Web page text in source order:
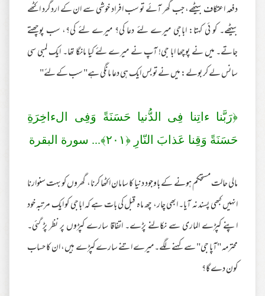
دفعہ اعتکاف بیٹھے، جب گھر آئے تو سب افراد خوشی سے ان کے اردگرد اکٹھے
بیٹھے۔ کو ئی کہتا: اباجی میرے لئے دعا کی؟ میرے لئے کی؟، سب پوچھتے
جاتے۔ میں نے پوچھا ابا جی! آپ نے میرے لئے کیا مانگا تھا۔ ایک لمبی سی
سانس لے کر بولے: میں نے تو بس ایک ہی دعا مانگی ہے" سب کے لئے"
﴿رَ‌بَّنا ءاتِنا فِى الدُّنيا حَسَنَةً وَفِى الءاخِرَ‌ةِ
حَسَنَةً وَقِنا عَذابَ النّارِ‌ ﴿٢٠١﴾... سورة البقرة
مالی حالت مستحکم ہونے کے باوجود دنیا کا سامان اکٹھا کرنا، گھروں کو بہت سنوارنا
انہیں کبھی پسند نہ آیا۔ ابھی چار، چھ ماہ قبل کی بات ہے کہ اباجی کو ایک مرتبہ خود
اپنے کپڑے الماری سے نکالنے پڑے۔ اتفاقا سارے کپڑوں پر نظر پڑ گئی۔
محترمہ "آپا جی" سے کہنے لگے۔ میرے اتنے سارے کپڑے ہیں، ان کا حساب
کون دے گا؟